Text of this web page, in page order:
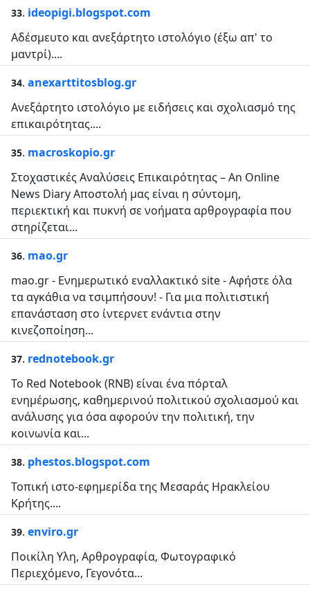
33. ideopigi.blogspot.com
Αδέσμευτο και ανεξάρτητο ιστολόγιο (έξω απ' το
μαντρί)....
34. anexarttitosblog.gr
Ανεξάρτητο ιστολόγιο με ειδήσεις και σχολιασμό της
επικαιρότητας....
35. macroskopio.gr
Στοχαστικές Αναλύσεις Επικαιρότητας – An Online
News Diary Αποστολή μας είναι η σύντομη,
περιεκτική και πυκνή σε νοήματα αρθρογραφία που
στηρίζεται...
36. mao.gr
mao.gr - Ενημερωτικό εναλλακτικό site - Αφήστε όλα
τα αγκάθια να τσιμπήσουν! - Για μια πολιτιστική
επανάσταση στο ίντερνετ ενάντια στην
κινεζοποίηση...
37. rednotebook.gr
Το Red Notebook (RNB) είναι ένα πόρταλ
ενημέρωσης, καθημερινού πολιτικού σχολιασμού και
ανάλυσης για όσα αφορούν την πολιτική, την
κοινωνία και...
38. phestos.blogspot.com
Τοπική ιστο-εφημερίδα της Μεσαράς Ηρακλείου
Κρήτης....
39. enviro.gr
Ποικίλη Υλη, Αρθρογραφία, Φωτογραφικό
Περιεχόμενο, Γεγονότα...